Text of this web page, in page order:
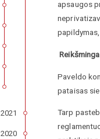
apsaugos
Paveldo
pataisas
Tarp
2021
2020